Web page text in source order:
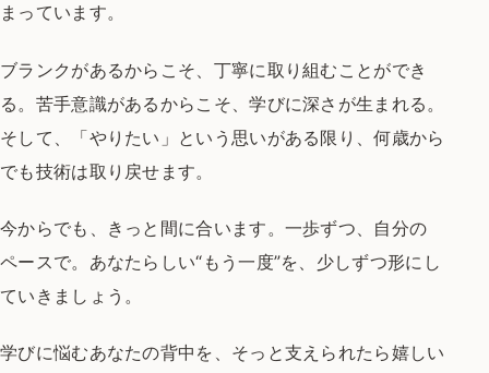
まっています。
ブランクがあるからこそ、丁寧に取り組むことができ
る。 苦手意識があるからこそ、学びに深さが生まれる。
そして、「やりたい」という思いがある限り、何歳から
でも技術は取り戻せます。
今からでも、きっと間に合います。 一歩ずつ、自分の
ペースで。 あなたらしい“もう一度”を、少しずつ形にし
ていきましょう。
学びに悩むあなたの背中を、そっと支えられたら嬉しい